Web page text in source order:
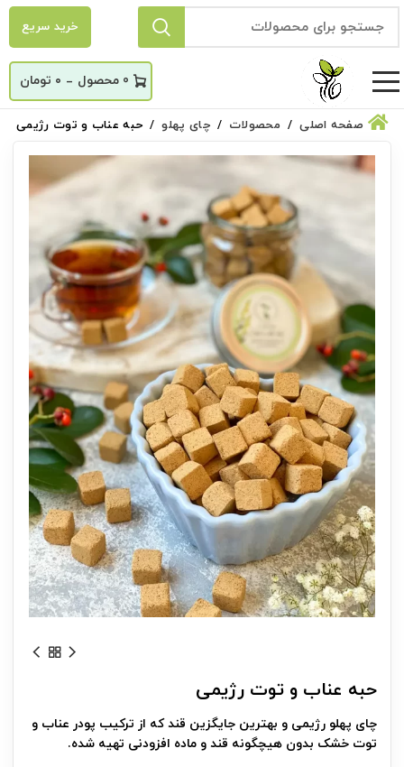
خرید سریع
0
_ ۰ تومان
صفحه اصلی محصولات چای پهلو حبه عناب و توت رژیمی
حبه عناب و توت رژیمی
چای پهلو رژیمی و بهترین جایگزین قند که از ترکیب پودر عناب و
توت خشک بدون هیچگونه قند و ماده افزودنی تهیه شده.